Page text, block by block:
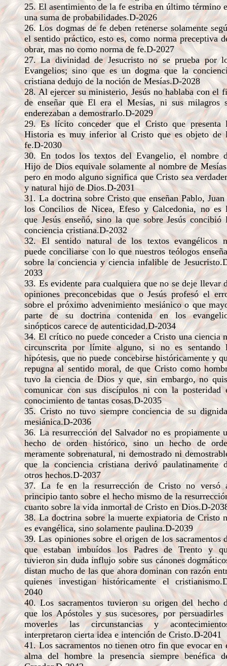
25. El asentimiento de la fe estriba en último término
una suma de probabilidades.D-2026
26. Los dogmas de fe deben retenerse solamente
el sentido práctico, esto es, como norma preceptiva
obrar, mas no como norma de fe.D-2027
27. La divinidad de Jesucristo no se prueba por
Evangelios; sino que es un dogma que la
cristiana dedujo de la noción de Mesías.D-2028
28. Al ejercer su ministerio, Jesús no hablaba con el
de enseñar que El era el Mesías, ni sus milagros
enderezaban a demostrarlo.D-2029
29. Es lícito conceder que el Cristo que presenta
Historia es muy inferior al Cristo que es objeto de
fe.D-2030
30. En todos los textos del Evangelio, el nombre
Hijo de Dios equivale solamente al nombre de
pero en modo alguno significa que Cristo sea
y natural hijo de Dios.D-2031
31. La doctrina sobre Cristo que enseñan Pablo,
los Concilios de Nicea, Efeso y Calcedonia, no es
que Jesús enseñó, sino la que sobre Jesús concibió
conciencia cristiana.D-2032
32. El sentido natural de los textos evangélicos
puede conciliarse con lo que nuestros teólogos
sobre la conciencia y ciencia infalible de
2033
33. Es evidente para cualquiera que no se deje llevar
opiniones preconcebidas que o Jesús profesó el
sobre el próximo advenimiento mesiánico o que
parte de su doctrina contenida en los
sinópticos carece de autenticidad.D-2034
34. El crítico no puede conceder a Cristo una ciencia
circunscrita por límite alguno, si no es sentando
hipótesis, que no puede concebirse históricamente y
repugna al sentido moral, de que Cristo como
tuvo la ciencia de Dios y que, sin embargo, no
comunicar con sus discípulos ni con la posteridad
conocimiento de tantas cosas.D-2035
35. Cristo no tuvo siempre conciencia de su
mesiánica.D-2036
36. La resurrección del Salvador no es propiamente
hecho de orden histórico, sino un hecho de
meramente sobrenatural, ni demostrado ni
que la conciencia cristiana derivó paulatinamente
otros hechos.D-2037
37. La fe en la resurrección de Cristo no versó
principio tanto sobre el hecho mismo de la
cuanto sobre la vida inmortal de Cristo en Dios.D-
38. La doctrina sobre la muerte expiatoria de Cristo
es evangélica, sino solamente paulina.D-2039
39. Las opiniones sobre el origen de los sacramentos
que estaban imbuídos los Padres de Trento y
tuvieron sin duda influjo sobre sus cánones
distan mucho de las que ahora dominan con razón
quienes investigan históricamente el
2040
40. Los sacramentos tuvieron su origen del hecho
que los Apóstoles y sus sucesores, por persuadirles
moverles las circunstancias y
interpretaron cierta idea e intención de Cristo.D-2041
41. Los sacramentos no tienen otro fin que evocar en
alma del hombre la presencia siempre benéfica